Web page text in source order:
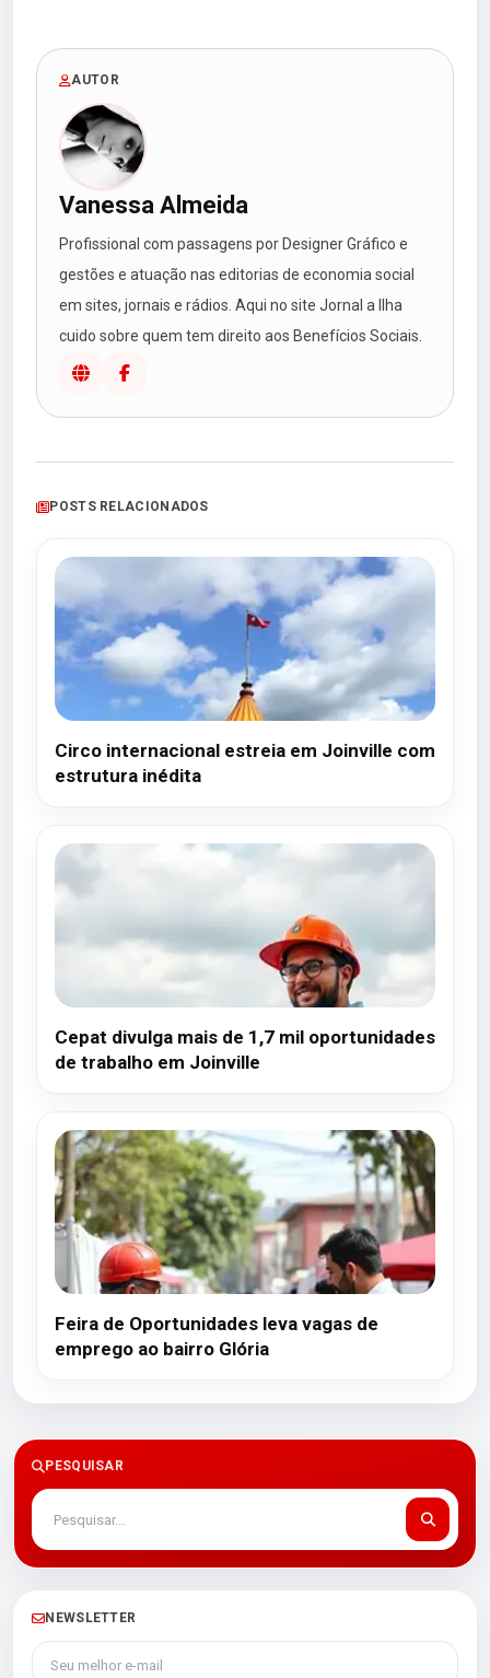
AUTOR
Vanessa Almeida
Profissional com passagens por Designer Gráfico e
gestões e atuação nas editorias de economia social
em sites, jornais e rádios. Aqui no site Jornal a Ilha
cuido sobre quem tem direito aos Benefícios Sociais.
POSTS RELACIONADOS
Circo internacional estreia em Joinville com
estrutura inédita
Cepat divulga mais de 1,7 mil oportunidades
de trabalho em Joinville
Feira de Oportunidades leva vagas de
emprego ao bairro Glória
PESQUISAR
NEWSLETTER
Seu melhor e-mail